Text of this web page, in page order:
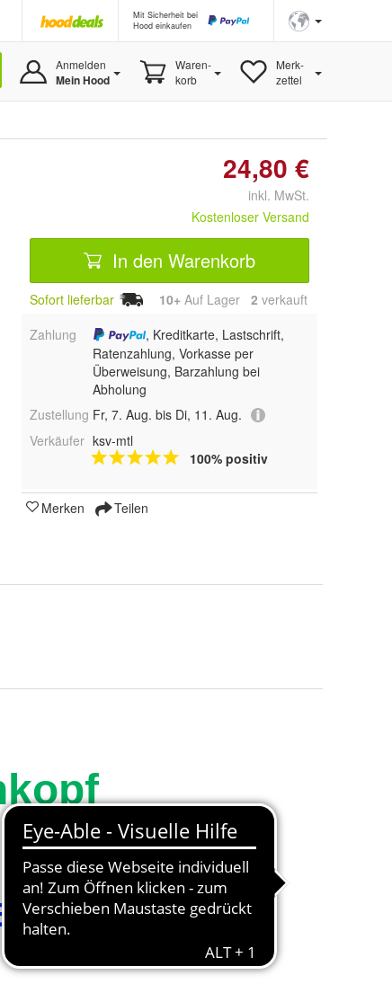
Mit Sicherheit bei
Hood einkaufen
Anmelden
Mein Hood
Waren-
korb
Merk-
zettel
24,80 €
inkl. MwSt.
Kostenloser Versand
In den Warenkorb
Sofort lieferbar 10+ Auf Lager 2 verkauft
Zahlung
, Kreditkarte, Lastschrift,
Ratenzahlung, Vorkasse per
Überweisung, Barzahlung bei
Abholung
Zustellung Fr, 7. Aug. bis Di, 11. Aug.
Verkäufer ksv-mtl
100% positiv
Merken Teilen